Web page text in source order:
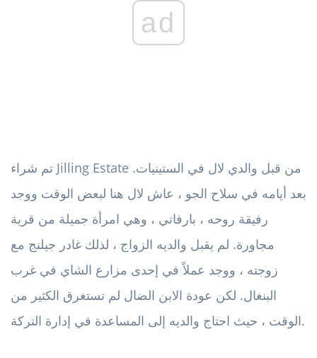
ad
تم شراء Jilling Estate من قبل والدي لال في الستينيات.
بعد أيامه في سلاح الجو ، عاش لال هنا لبعض الوقت ووجد
رفيقة روحه ، بارفاتي ، وهي امرأة جميلة من قرية
مجاورة. لم يقبل والديه الزواج ، لذلك غادر جيلنج مع
زوجته ، ووجد عملاً في إحدى مزارع الشاي في غرب
البنغال. لكن عودة الابن الضال لم تستغرق الكثير من
الوقت ، حيث احتاج والديه إلى المساعدة في إدارة التركة.